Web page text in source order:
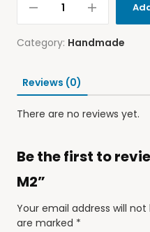
Category: Handmade
Reviews (0)
There are no reviews yet.
Be the first to
M2”
Your email address will not
are marked *